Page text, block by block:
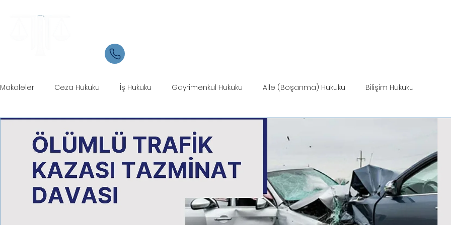
05534084721
Makaleler Ceza Hukuku İş Hukuku Gayrimenkul Hukuku Aile (Boşanma) Hukuku Bilişim Hukuku